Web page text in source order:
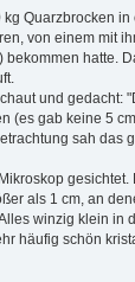
Quarzbrocken in
von einem mit
hatte.
und gedacht:
(es gab keine 5
sah das
gesichtet.
als 1 cm, an
winzig klein in
häufig schön